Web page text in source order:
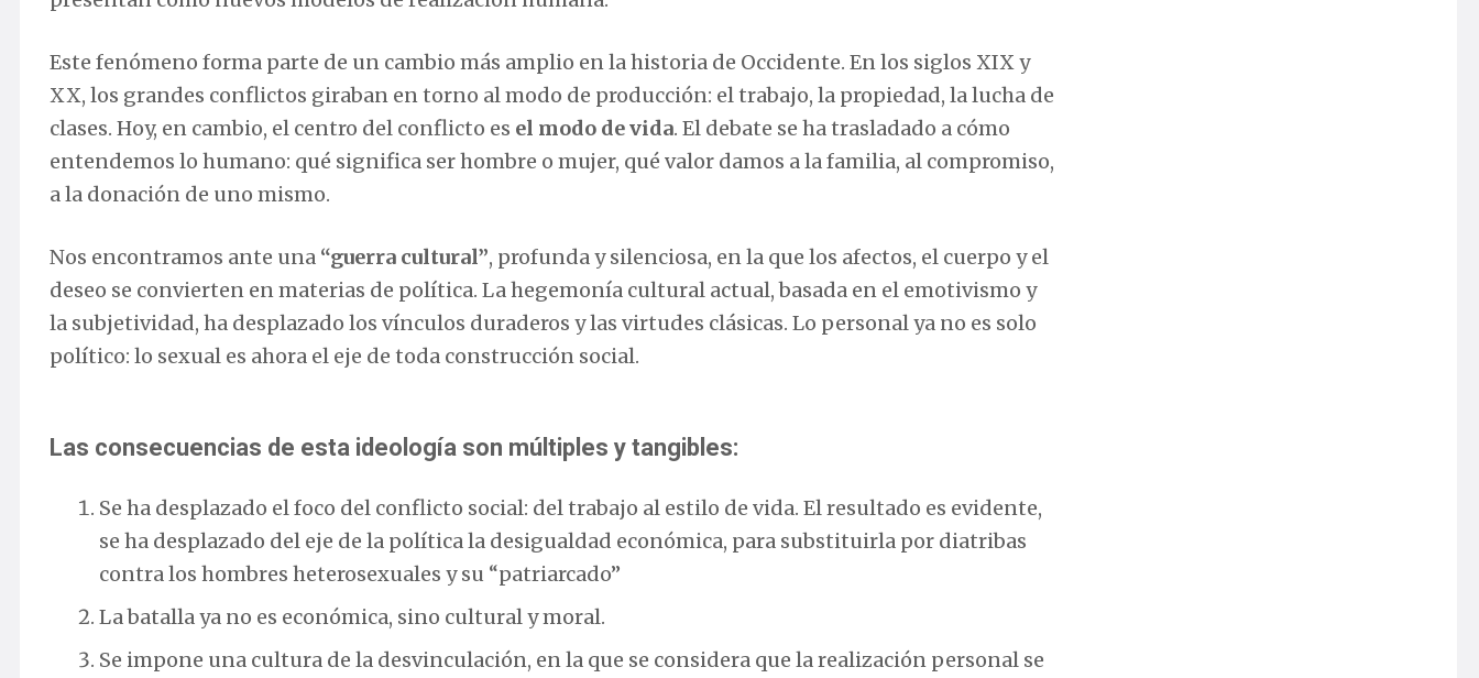
Este fenómeno forma parte de un cambio más amplio en la historia de Occidente. En los siglos XIX y
XX, los grandes conflictos giraban en torno al modo de producción: el trabajo, la propiedad, la lucha de
clases. Hoy, en cambio, el centro del conflicto es el modo de vida. El debate se ha trasladado a cómo
entendemos lo humano: qué significa ser hombre o mujer, qué valor damos a la familia, al compromiso,
a la donación de uno mismo.
Nos encontramos ante una “guerra cultural”, profunda y silenciosa, en la que los afectos, el cuerpo y el
deseo se convierten en materias de política. La hegemonía cultural actual, basada en el emotivismo y
la subjetividad, ha desplazado los vínculos duraderos y las virtudes clásicas. Lo personal ya no es solo
político: lo sexual es ahora el eje de toda construcción social.
Las consecuencias de esta ideología son múltiples y tangibles:
Se ha desplazado el foco del conflicto social: del trabajo al estilo de vida. El resultado es evidente,
se ha desplazado del eje de la política la desigualdad económica, para substituirla por diatribas
contra los hombres heterosexuales y su “patriarcado”
La batalla ya no es económica, sino cultural y moral.
Se impone una cultura de la desvinculación, en la que se considera que la realización personal se